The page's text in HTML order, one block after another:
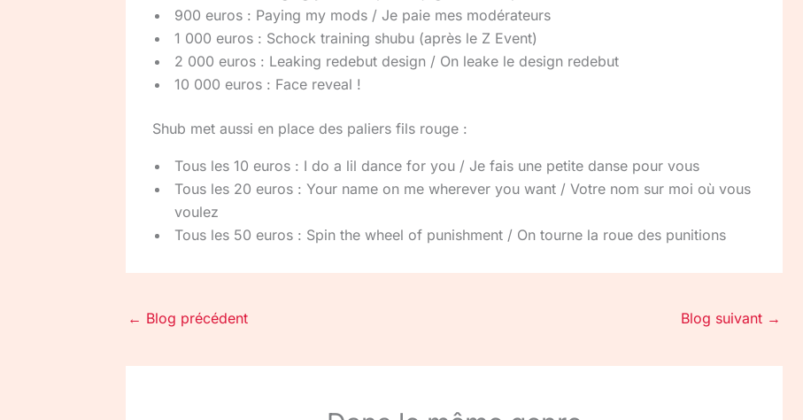
900 euros : Paying my mods / Je paie mes modérateurs
1 000 euros : Schock training shubu (après le Z Event)
2 000 euros : Leaking redebut design / On leake le design redebut
10 000 euros : Face reveal !
Shub met aussi en place des paliers fils rouge :
Tous les 10 euros : I do a lil dance for you / Je fais une petite danse pour vous
Tous les 20 euros : Your name on me wherever you want / Votre nom sur moi où vous
voulez
Tous les 50 euros : Spin the wheel of punishment / On tourne la roue des punitions
← Blog précédent Blog suivant →